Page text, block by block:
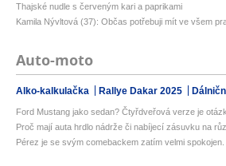
Thajské nudle s červeným kari a paprikami
Kamila Nývltová (37): Občas potřebuji mít ve všem
Auto-moto
Alko-kalkulačka Rallye Dakar 2025
Ford Mustang jako sedan? Čtyřdveřová verze je
Proč mají auta hrdlo nádrže či nabíjecí zásuvku na
Pérez je se svým comebackem zatím velmi spokojen.